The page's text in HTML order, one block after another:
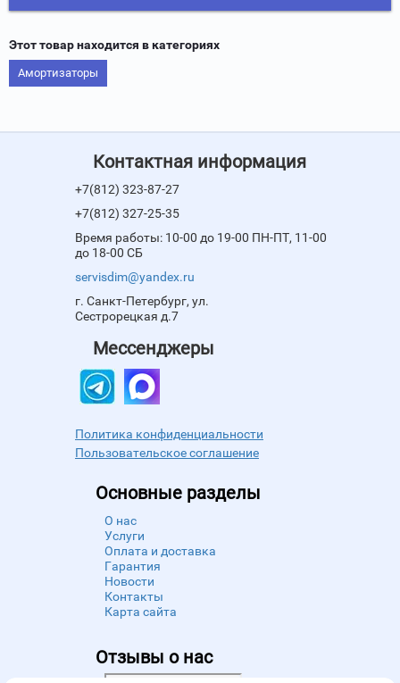
Этот товар находится в категориях
Амортизаторы
Контактная информация
+7(812) 323-87-27
+7(812) 327-25-35
Время работы: 10-00 до 19-00 ПН-ПТ, 11-00
до 18-00 СБ
servisdim@yandex.ru
г. Санкт-Петербург, ул.
Сестрорецкая д.7
Мессенджеры
Политика конфиденциальности
Пользовательское соглашение
Основные разделы
О нас
Услуги
Оплата и доставка
Гарантия
Новости
Контакты
Карта сайта
Отзывы о нас